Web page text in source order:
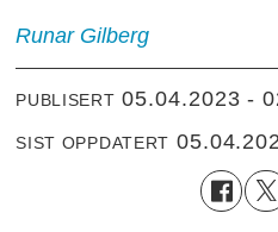
Runar Gilberg
PUBLISERT 05.04.2023 -
SIST OPPDATERT